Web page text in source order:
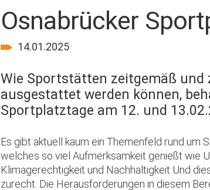
Osnabrücker
14.01.2025
Wie Sportstätten zeitgemäß
ausgestattet werden können,
Sportplatztage am 12. und
Es gibt aktuell kaum ein Themenfeld rund um
welches so viel Aufmerksamkeit genießt wie
Klimagerechtigkeit und Nachhaltigkeit Und
zurecht. Die Herausforderungen in diesem